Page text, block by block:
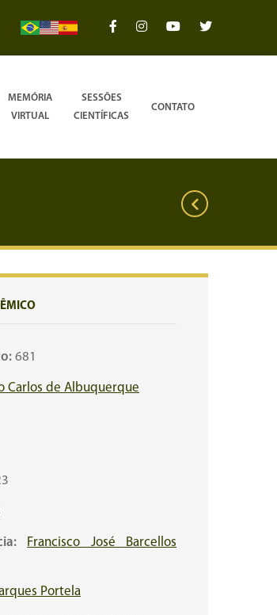
MEMÓRIA
VIRTUAL
SESSÕES
CIENTÍFICAS
CONTATO
681
Carlos de Albuquerque
Francisco José Barcellos
Portela